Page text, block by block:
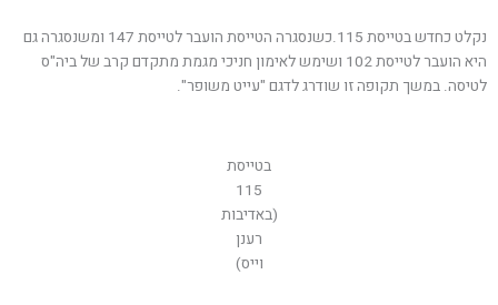
נקלט כחדש בטייסת 115.כשנסגרה הטייסת הועבר לטייסת 147 ומשנסגרה גם
היא הועבר לטייסת 102 ושימש לאימון חניכי מגמת מתקדם קרב של ביה"ס
לטיסה. במשך תקופה זו שודרג לדגם "עייט משופר".
בטייסת
115
(באדיבות
רענן
וייס)